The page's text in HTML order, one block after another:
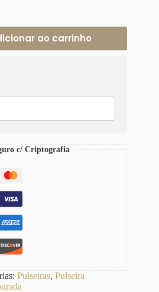
ao carrinho
c/ Criptografia
Pulseiras, Pulseira